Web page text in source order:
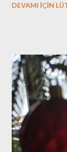
Porsche : Bu
Hes-se olmalı. Bu
yazıyı bitirince
neden
DEVAMI İÇİN